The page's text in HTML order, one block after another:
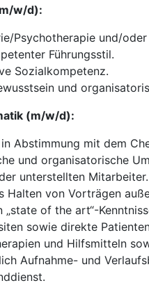
w/d):
Psychotherapie und/
Führungsstil.
Sozialkompetenz.
und
(m/w/d):
Abstimmung mit dem
und organisatorische
unterstellten Mitarbeiter.
Halten von Vorträgen
of the art“-
sowie direkte
und Hilfsmitteln
Aufnahme- und